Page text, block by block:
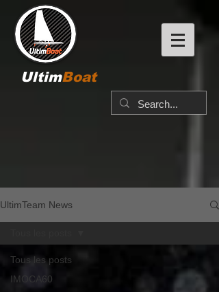
UltimBoat
UltimTeam News
Tous les posts
IMOCA60